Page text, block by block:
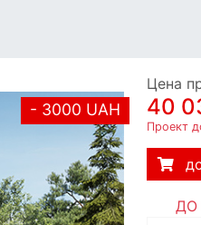
- 3000 UAH
Цена
40
Проект
ДО